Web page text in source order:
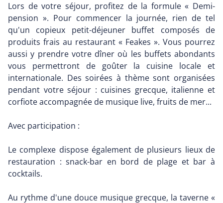
Lors de votre séjour, profitez de la formule « Demi-
pension ». Pour commencer la journée, rien de tel
qu'un copieux petit-déjeuner buffet composés de
produits frais au restaurant « Feakes ». Vous pourrez
aussi y prendre votre dîner où les buffets abondants
vous permettront de goûter la cuisine locale et
internationale. Des soirées à thème sont organisées
pendant votre séjour : cuisines grecque, italienne et
corfiote accompagnée de musique live, fruits de mer...
Avec participation :
Le complexe dispose également de plusieurs lieux de
restauration : snack-bar en bord de plage et bar à
cocktails.
Au rythme d'une douce musique grecque, la taverne «